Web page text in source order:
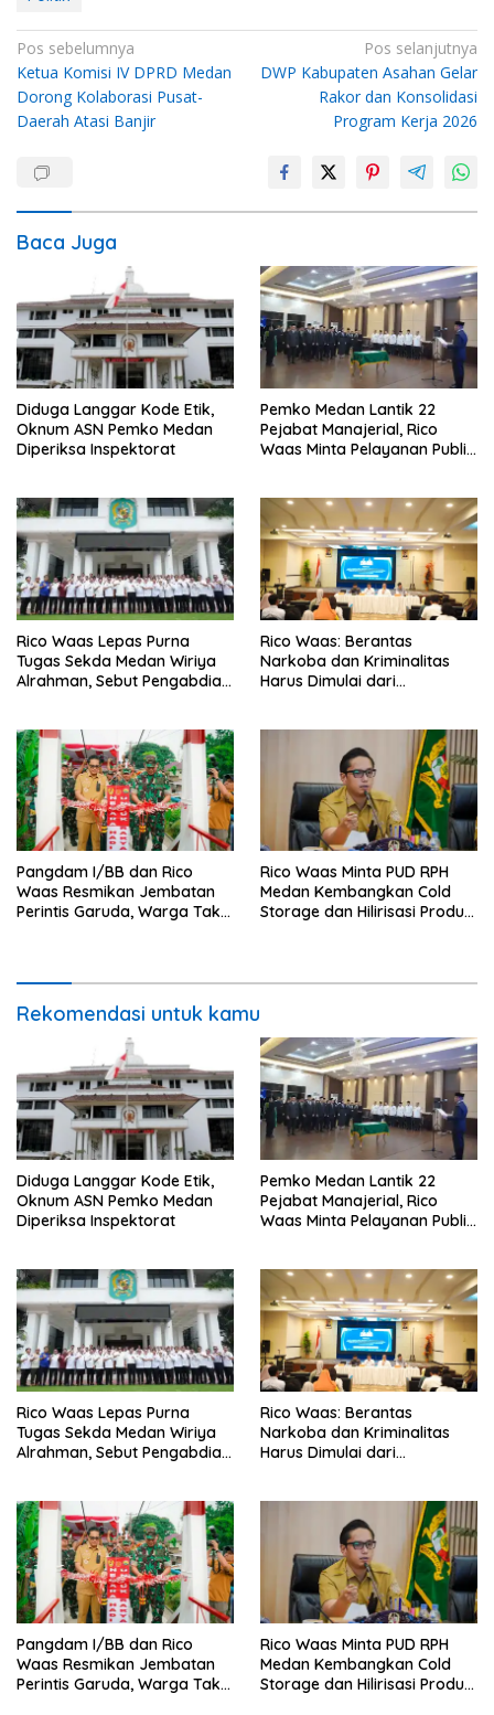
Navigasi
pos
Pos sebelumnya
Ketua Komisi IV DPRD Medan
Dorong Kolaborasi Pusat-
Daerah Atasi Banjir
Pos selanjutnya
DWP Kabupaten Asahan Gelar
Rakor dan Konsolidasi
Program Kerja 2026
Baca Juga
Diduga Langgar Kode Etik,
Oknum ASN Pemko Medan
Diperiksa Inspektorat
Pemko Medan Lantik 22
Pejabat Manajerial, Rico
Waas Minta Pelayanan Publik
Rico Waas Lepas Purna
Tugas Sekda Medan Wiriya
Alrahman, Sebut Pengabdian
Rico Waas: Berantas
Narkoba dan Kriminalitas
Harus Dimulai dari
Pangdam I/BB dan Rico
Waas Resmikan Jembatan
Perintis Garuda, Warga Tak
Rico Waas Minta PUD RPH
Medan Kembangkan Cold
Storage dan Hilirisasi Produk
Rekomendasi untuk kamu
Diduga Langgar Kode Etik,
Oknum ASN Pemko Medan
Diperiksa Inspektorat
Pemko Medan Lantik 22
Pejabat Manajerial, Rico
Waas Minta Pelayanan Publik
Rico Waas Lepas Purna
Tugas Sekda Medan Wiriya
Alrahman, Sebut Pengabdian
Rico Waas: Berantas
Narkoba dan Kriminalitas
Harus Dimulai dari
Pangdam I/BB dan Rico
Waas Resmikan Jembatan
Perintis Garuda, Warga Tak
Rico Waas Minta PUD RPH
Medan Kembangkan Cold
Storage dan Hilirisasi Produk